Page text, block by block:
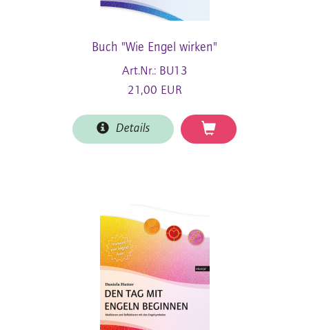
Buch "Wie Engel wirken"
Art.Nr.: BU13
21,00 EUR
Details